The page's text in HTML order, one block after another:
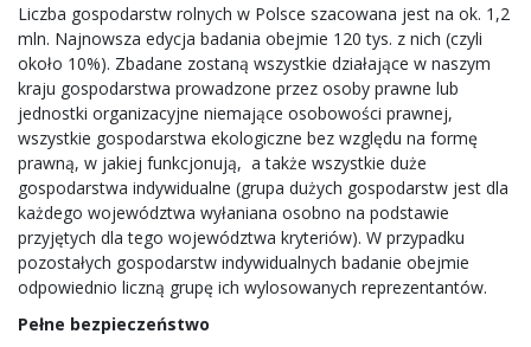
Liczba gospodarstw rolnych w Polsce szacowana jest na ok. 1,2
mln. Najnowsza edycja badania obejmie 120 tys. z nich (czyli
około 10%). Zbadane zostaną wszystkie działające w naszym
kraju gospodarstwa prowadzone przez osoby prawne lub
jednostki organizacyjne niemające osobowości prawnej,
wszystkie gospodarstwa ekologiczne bez względu na formę
prawną, w jakiej funkcjonują, a także wszystkie duże
gospodarstwa indywidualne (grupa dużych gospodarstw jest dla
każdego województwa wyłaniana osobno na podstawie
przyjętych dla tego województwa kryteriów). W przypadku
pozostałych gospodarstw indywidualnych badanie obejmie
odpowiednio liczną grupę ich wylosowanych reprezentantów.
Pełne bezpieczeństwo